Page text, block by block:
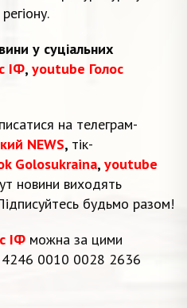
у суціальних
ІФ, youtube Голос
на телеграм-
NEWS, тік-
Golosukraina, youtube
новини виходять
будьмо разом!
ІФ можна за цими
4246 0010 0028 2636